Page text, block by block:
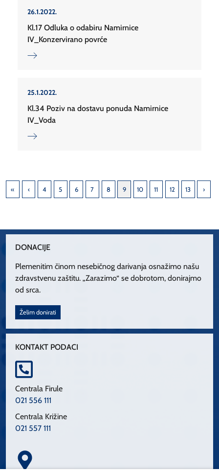
26.1.2022.
Kl.17 Odluka o odabiru Namirnice
IV_Konzervirano povrće
25.1.2022.
Kl.34 Poziv na dostavu ponuda Namirnice
IV_Voda
4 5 6 7 8 9 10 11 12 13
DONACIJE
Plemenitim činom nesebičnog darivanja osnažimo našu
zdravstvenu zaštitu. „Zarazimo“ se dobrotom, donirajmo
od srca.
Želim donirati
KONTAKT PODACI
Centrala Firule
021 556 111
Centrala Križine
021 557 111